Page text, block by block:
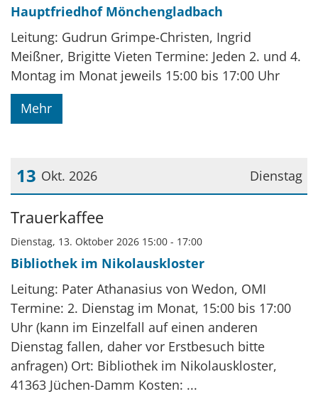
Hauptfriedhof Mönchengladbach
Leitung: Gudrun Grimpe-Christen, Ingrid
Meißner, Brigitte Vieten Termine: Jeden 2. und 4.
Montag im Monat jeweils 15:00 bis 17:00 Uhr
Mehr
Dienstag
13 Okt. 2026
Datum: 13. Oktober 2026
Trauerkaffee
Dienstag, 13. Oktober 2026 15:00 - 17:00
Bibliothek im Nikolauskloster
Leitung: Pater Athanasius von Wedon, OMI
Termine: 2. Dienstag im Monat, 15:00 bis 17:00
Uhr (kann im Einzelfall auf einen anderen
Dienstag fallen, daher vor Erstbesuch bitte
anfragen) Ort: Bibliothek im Nikolauskloster,
41363 Jüchen-Damm Kosten: ...